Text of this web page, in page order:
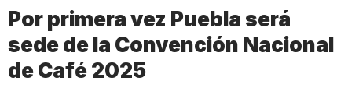
Por primera vez Puebla será
sede de la Convención Nacional
de Café 2025